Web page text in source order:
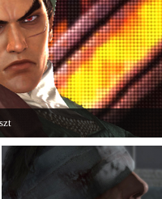
első nagyszabású kiegészítője, a
Expansion Pack.
2 a Wii U konzolon is ütősre